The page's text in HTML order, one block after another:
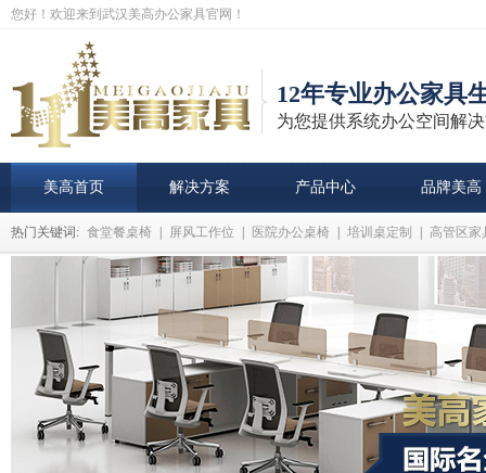
您好！欢迎来到武汉美高办公家具官网！
12年专业办公家具
为您提供系统办公空间解
美高首页 解决方案 产品中心 品牌美高
热门关键词: 食堂餐桌椅 屏风工作位 医院办公桌椅 培训桌定制 高管区家